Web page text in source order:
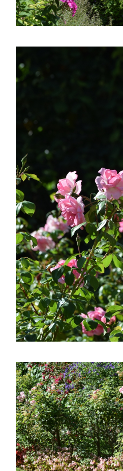
Ricard
ASTILBE, EL SUEÑO DE UNA NOVIA
CALA: LA FLOR DEL AGUA
Silvia
Astilbe, las flores que sueñan